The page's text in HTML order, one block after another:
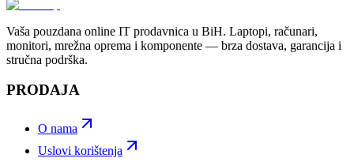
Vaša pouzdana online IT prodavnica u BiH. Laptopi, računari,
monitori, mrežna oprema i komponente — brza dostava, garancija i
stručna podrška.
PRODAJA
O nama
Uslovi korištenja